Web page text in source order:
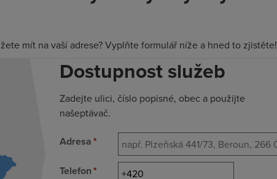
mít na vaší adrese? Vyplňte formulář níže a hned to zjistěte!
Dostupnost služeb
Zadejte ulici, číslo popisné, obec a použijte
našeptávač.
Adresa*
Telefon*